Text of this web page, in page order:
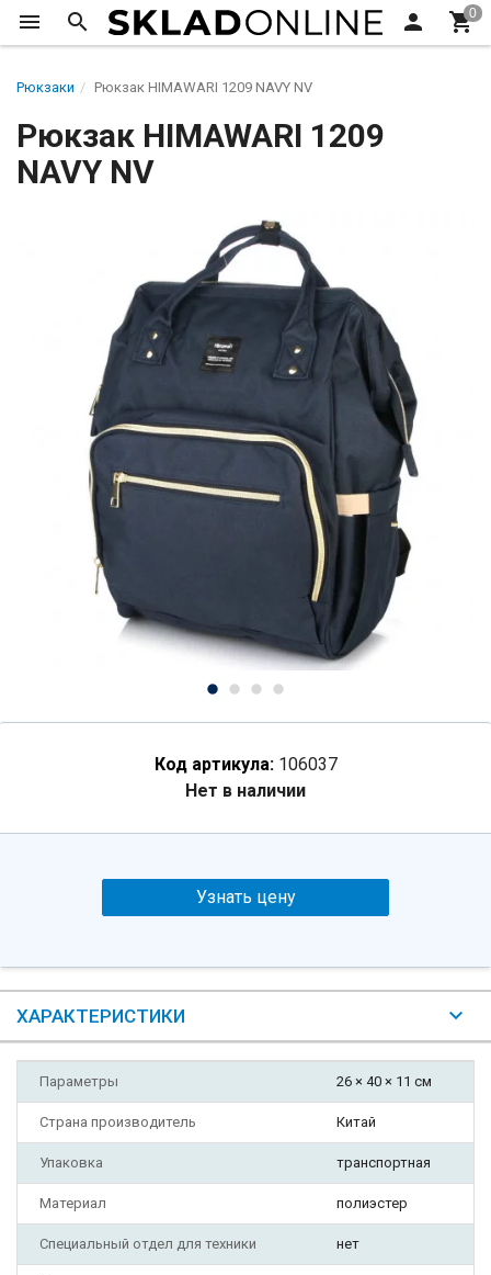
Рюкзаки Рюкзак HIMAWARI 1209 NAVY NV
Рюкзак HIMAWARI 1209
NAVY NV
Код артикула: 106037
Нет в наличии
Узнать цену
ХАРАКТЕРИСТИКИ
Параметры 26 × 40 × 11 см
Страна производитель Китай
Упаковка транспортная
Материал полиэстер
Специальный отдел для техники нет